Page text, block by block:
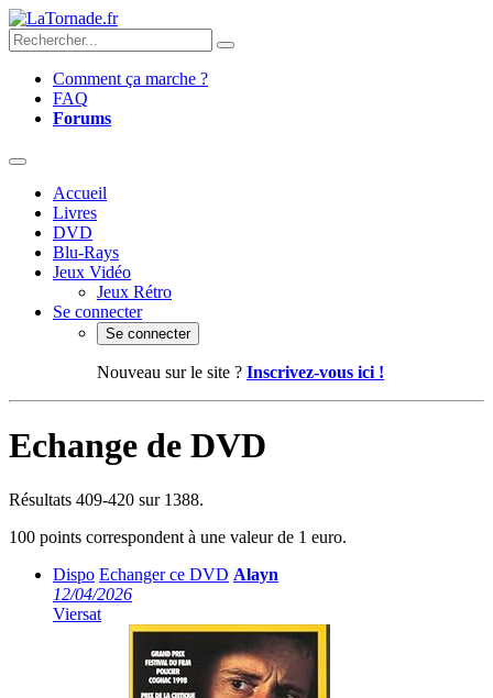
Comment ça marche ?
FAQ
Forums
Accueil
Livres
DVD
Blu-Rays
Jeux Vidéo
Jeux Rétro
Se connecter
Se connecter
Nouveau sur le site ? Inscrivez-vous ici !
Echange de DVD
Résultats 409-420 sur 1388.
100 points correspondent à une valeur de 1 euro.
Dispo Echanger ce DVD Alayn
12/04/2026
Viersat